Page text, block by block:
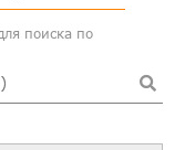
поиска по